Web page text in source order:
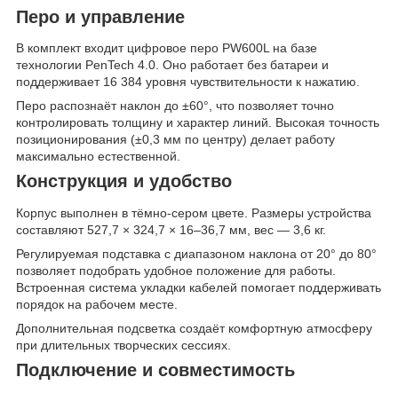
Перо и управление
В комплект входит цифровое перо PW600L на базе
технологии PenTech 4.0. Оно работает без батареи и
поддерживает 16 384 уровня чувствительности к нажатию.
Перо распознаёт наклон до ±60°, что позволяет точно
контролировать толщину и характер линий. Высокая точность
позиционирования (±0,3 мм по центру) делает работу
максимально естественной.
Конструкция и удобство
Корпус выполнен в тёмно-сером цвете. Размеры устройства
составляют 527,7 × 324,7 × 16–36,7 мм, вес — 3,6 кг.
Регулируемая подставка с диапазоном наклона от 20° до 80°
позволяет подобрать удобное положение для работы.
Встроенная система укладки кабелей помогает поддерживать
порядок на рабочем месте.
Дополнительная подсветка создаёт комфортную атмосферу
при длительных творческих сессиях.
Подключение и совместимость